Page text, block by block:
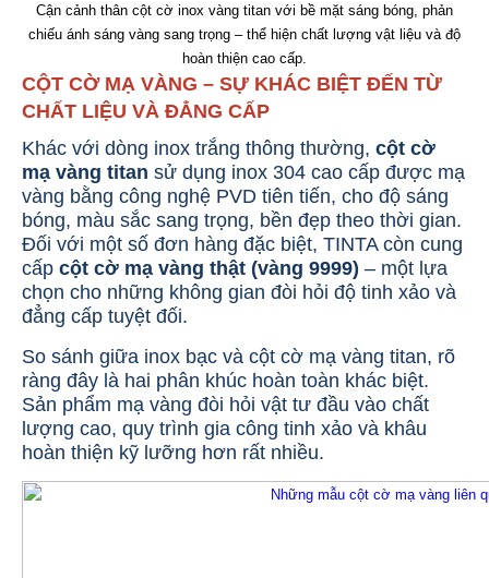
Cận cảnh thân cột cờ inox vàng titan với bề mặt sáng bóng, phản
chiếu ánh sáng vàng sang trọng – thể hiện chất lượng vật liệu và độ
hoàn thiện cao cấp.
CỘT CỜ MẠ VÀNG – SỰ KHÁC BIỆT ĐẾN TỪ
CHẤT LIỆU VÀ ĐẲNG CẤP
Khác với dòng inox trắng thông thường, cột cờ
mạ vàng titan sử dụng inox 304 cao cấp được mạ
vàng bằng công nghệ PVD tiên tiến, cho độ sáng
bóng, màu sắc sang trọng, bền đẹp theo thời gian.
Đối với một số đơn hàng đặc biệt, TINTA còn cung
cấp cột cờ mạ vàng thật (vàng 9999) – một lựa
chọn cho những không gian đòi hỏi độ tinh xảo và
đẳng cấp tuyệt đối.
So sánh giữa inox bạc và cột cờ mạ vàng titan, rõ
ràng đây là hai phân khúc hoàn toàn khác biệt.
Sản phẩm mạ vàng đòi hỏi vật tư đầu vào chất
lượng cao, quy trình gia công tinh xảo và khâu
hoàn thiện kỹ lưỡng hơn rất nhiều.